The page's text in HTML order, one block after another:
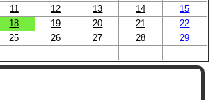
11 12 13 14
15
18 19 20 21
22
25 26 27 28
29